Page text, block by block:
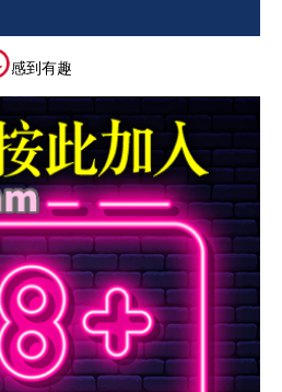
感到有趣